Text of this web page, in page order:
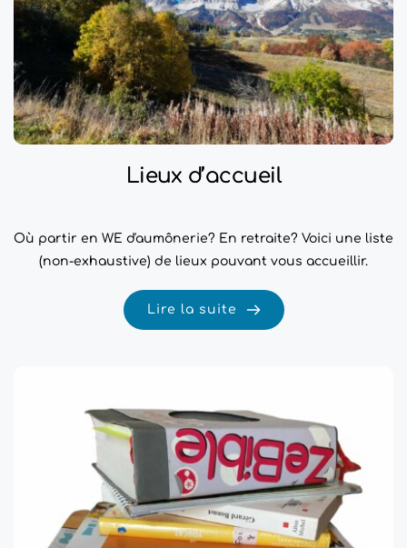
Lieux d’accueil
Où partir en WE d'aumônerie? En retraite? Voici une liste
(non-exhaustive) de lieux pouvant vous accueillir.
Lire la suite